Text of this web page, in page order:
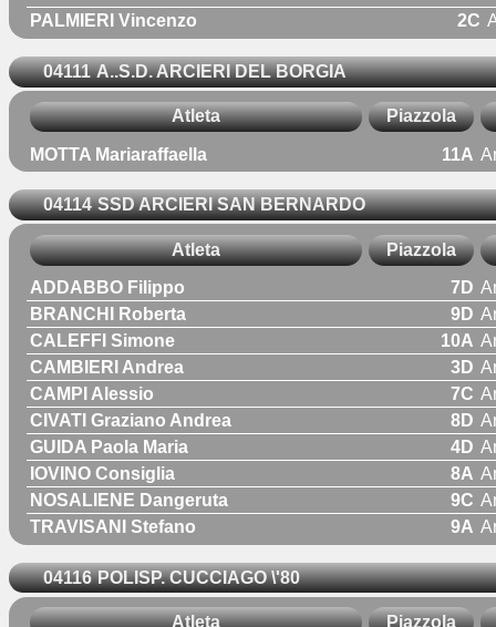
PALMIERI Vincenzo
2C
04111 A..S.D. ARCIERI DEL BORGIA
Atleta Piazzola
MOTTA Mariaraffaella 11A
04114 SSD ARCIERI SAN BERNARDO
Atleta Piazzola
ADDABBO Filippo 7D
BRANCHI Roberta
9D
CALEFFI Simone
10A
CAMBIERI Andrea
3D
CAMPI Alessio
7C
CIVATI Graziano Andrea
8D
GUIDA Paola Maria
4D
IOVINO Consiglia
8A
NOSALIENE Dangeruta
9C
TRAVISANI Stefano
9A
04116 POLISP. CUCCIAGO \'80
Atleta Piazzola